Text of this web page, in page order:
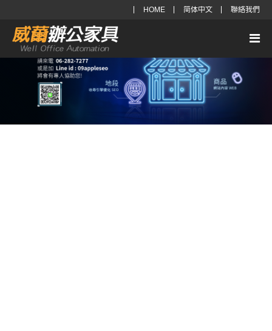
聯絡我們
简体中文
HOME